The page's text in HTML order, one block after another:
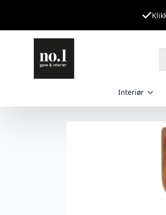
Interiør